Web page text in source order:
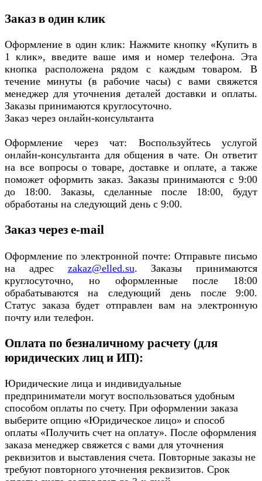
Заказ в один клик
Оформление в один клик: Нажмите кнопку «Купить в
1 клик», введите ваше имя и номер телефона. Эта
кнопка расположена рядом с каждым товаром. В
течение минуты (в рабочие часы) с вами свяжется
менеджер для уточнения деталей доставки и оплаты.
Заказы принимаются круглосуточно.
Заказ через онлайн-консультанта
Оформление через чат: Воспользуйтесь услугой
онлайн-консультанта для общения в чате. Он ответит
на все вопросы о товаре, доставке и оплате, а также
поможет оформить заказ. Заказы принимаются с 9:00
до 18:00. Заказы, сделанные после 18:00, будут
обработаны на следующий день с 9:00.
Заказ через e-mail
Оформление по электронной почте: Отправьте письмо
на адрес zakaz@elled.su. Заказы принимаются
круглосуточно, но оформленные после 18:00
обрабатываются на следующий день после 9:00.
Статус заказа будет отправлен вам на электронную
почту или телефон.
Оплата по безналичному расчету (для
юридических лиц и ИП):
Юридические лица и индивидуальные
предприниматели могут воспользоваться удобным
способом оплаты по счету. При оформлении заказа
выберите опцию «Юридическое лицо» и способ
оплаты «Получить счет на оплату». После оформления
заказа менеджер свяжется с вами для уточнения
реквизитов и выставления счета. Повторные заказы не
требуют повторного уточнения реквизитов. Срок